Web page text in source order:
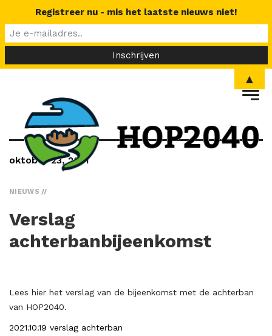
oktober 23, 2021
NIEUWS
Verslag
achterbanbijeenkomst
Lees hier het verslag van de bijeenkomst met de achterban
van HOP2040.
2021.10.19 verslag achterban
Registreer nu - mis het laatste nieuws niet!
▲